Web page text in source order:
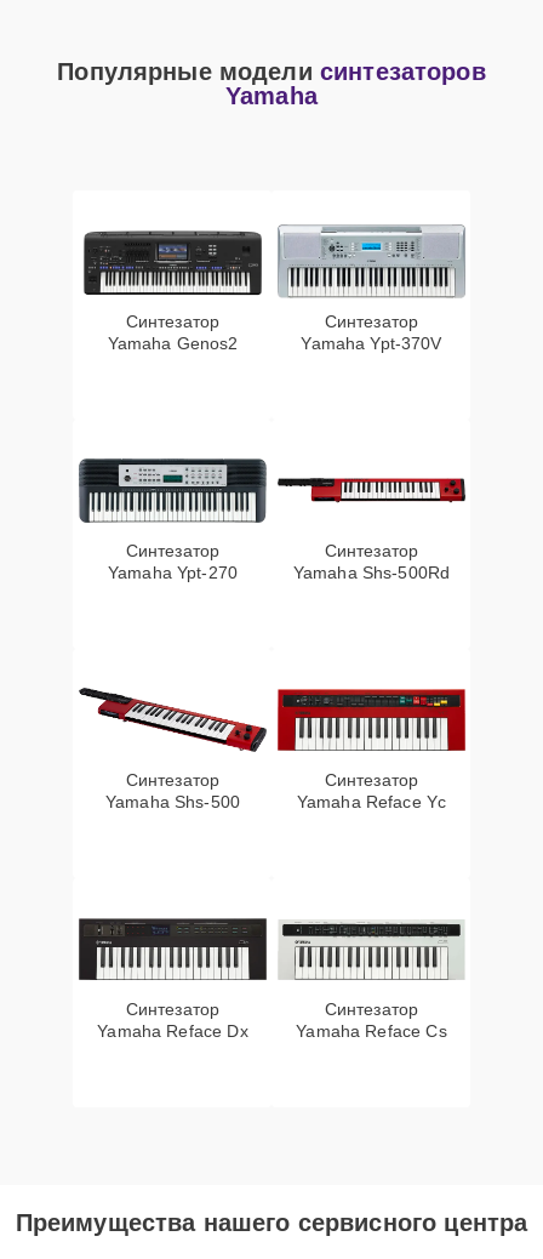
Популярные модели синтезаторов
Yamaha
Синтезатор
Yamaha Genos2
Синтезатор
Yamaha Ypt-370V
Синтезатор
Yamaha Ypt-270
Синтезатор
Yamaha Shs-500Rd
Синтезатор
Yamaha Shs-500
Синтезатор
Yamaha Reface Yc
Синтезатор
Yamaha Reface Dx
Синтезатор
Yamaha Reface Cs
Преимущества нашего сервисного центра